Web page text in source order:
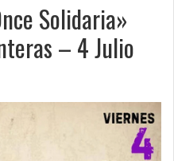
Solidaria»
– 4 Julio